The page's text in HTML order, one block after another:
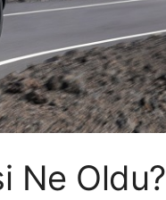
Ne Oldu?